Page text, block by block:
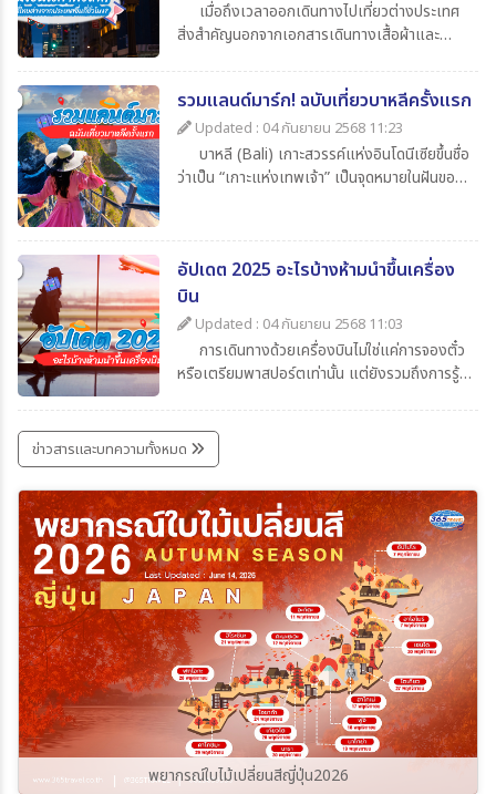
เมื่อถึงเวลาออกเดินทางไปเที่ยวต่างประเทศ
สิ่งสำคัญนอกจากเอกสารเดินทางเสื้อผ้าและ
ว่าต่างจากประเทศไทยกี่ชั่วโมงเพื่อจะได้ปรับ
นาฬิกาให้ตรงตามไทม์โซน และยังช่วยให้สื่อสาร
ตรงกับเมืองไทยโดยในบทความนี้ได้รวบรวมข้อมูล
น่าสนใจเกี่ยวกับเวลาที่ไทยต่างจากประเทศอื่น มา
รวมแลนด์มาร์ก! ฉบับเที่ยวบาหลีครั้งแรก
Updated : 04 กันยายน 2568 11:23
บาหลี (Bali) เกาะสวรรค์แห่งอินโดนีเซียขึ้นชื่อ
ว่าเป็น “เกาะแห่งเทพเจ้า” เป็นจุดหมายในฝันของ
สุด ๆ สำหรับใครที่กำลังจะไปบาหลีครั้งแรกและยัง
ไม่รู้จะเริ่มที่ไหน วันนี้ 365Travel(ทัวร์365วัน) ได้
รวม แลนด์มาร์กห้ามพลาด มาให้แล้ว
อัปเดต 2025 อะไรบ้างห้ามนำขึ้นเครื่อง
บิน
Updated : 04 กันยายน 2568 11:03
การเดินทางด้วยเครื่องบินไม่ใช่แค่การจองตั๋ว
หรือเตรียมพาสปอร์ตเท่านั้น แต่ยังรวมถึงการรู้
ต่อการถูกยึด ปรับ หรือถูกปฏิเสธการเดินทางได้
บทความนี้รวบรวมรายการ ล่าสุดปี 2025 มาให้ได้
เช็กกันก่อนเก็บกระเป๋าเที่ยว เพื่อให้การเดินทาง
ราบรื่นและปลอดภัยที่สุด ไปกับ
365Travel(ทัวร์365วัน)
ข่าวสารและบทความทั้งหมด
พยากรณ์ใบไม้เปลี่ยนสีญี่ปุ่น2026